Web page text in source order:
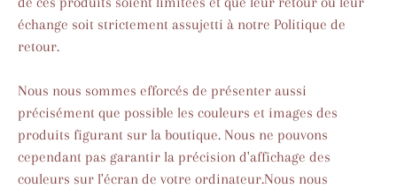
échange soit strictement assujetti à notre Politique de
retour.
Nous nous sommes efforcés de présenter aussi
précisément que possible les couleurs et images des
produits figurant sur la boutique. Nous ne pouvons
cependant pas garantir la précision d'affichage des
couleurs sur l'écran de votre ordinateur.Nous nous